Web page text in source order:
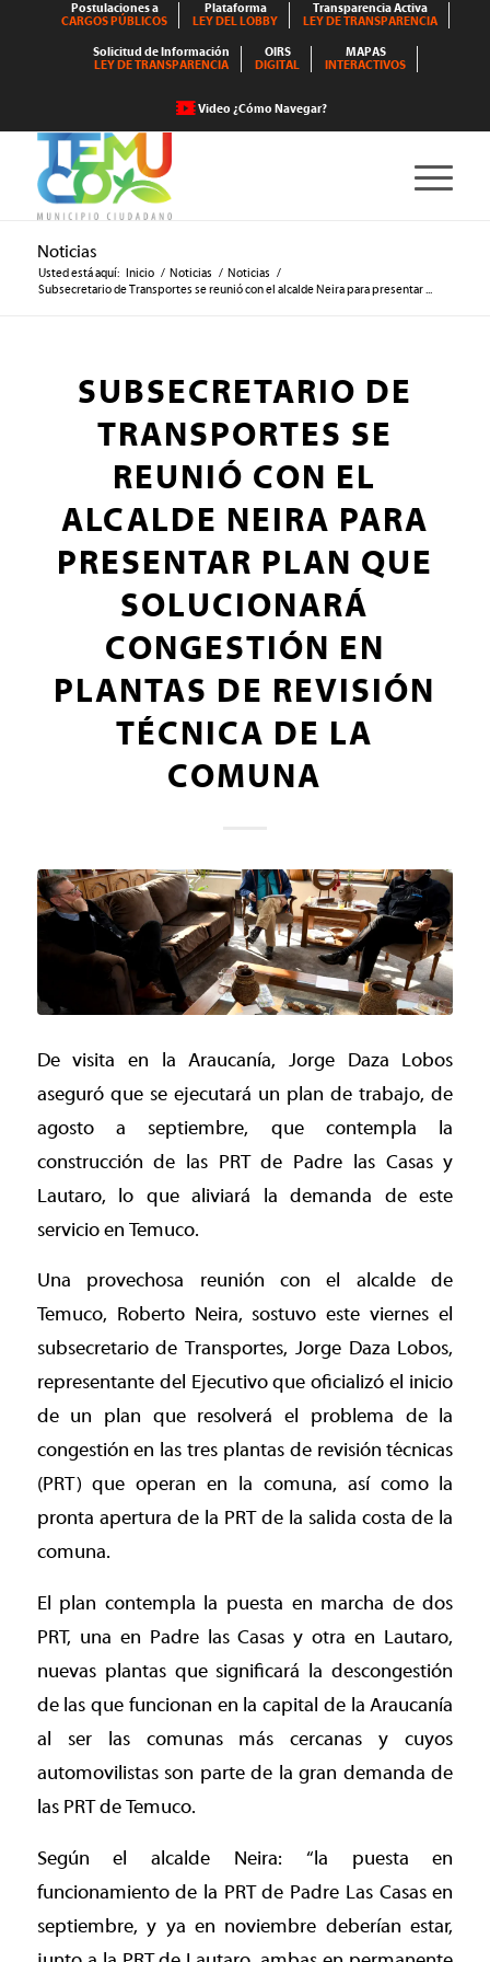
Postulaciones a
CARGOS PÚBLICOS
Plataforma
LEY DEL LOBBY
Transparencia Activa
LEY DE TRANSPARENCIA
Solicitud de Información
LEY DE TRANSPARENCIA
OIRS
DIGITAL
MAPAS
INTERACTIVOS
Video ¿Cómo Navegar?
Noticias
Usted está aquí: Inicio / Noticias / Noticias /
Subsecretario de Transportes se reunió con el alcalde Neira para presentar ...
SUBSECRETARIO DE
TRANSPORTES SE
REUNIÓ CON EL
ALCALDE NEIRA PARA
PRESENTAR PLAN QUE
SOLUCIONARÁ
CONGESTIÓN EN
PLANTAS DE REVISIÓN
TÉCNICA DE LA
COMUNA
De visita en la Araucanía, Jorge Daza Lobos
aseguró que se ejecutará un plan de trabajo, de
agosto a septiembre, que contempla la
construcción de las PRT de Padre las Casas y
Lautaro, lo que aliviará la demanda de este
servicio en Temuco.
Una provechosa reunión con el alcalde de
Temuco, Roberto Neira, sostuvo este viernes el
subsecretario de Transportes, Jorge Daza Lobos,
representante del Ejecutivo que oficializó el inicio
de un plan que resolverá el problema de la
congestión en las tres plantas de revisión técnicas
(PRT) que operan en la comuna, así como la
pronta apertura de la PRT de la salida costa de la
comuna.
El plan contempla la puesta en marcha de dos
PRT, una en Padre las Casas y otra en Lautaro,
nuevas plantas que significará la descongestión
de las que funcionan en la capital de la Araucanía
al ser las comunas más cercanas y cuyos
automovilistas son parte de la gran demanda de
las PRT de Temuco.
Según el alcalde Neira: “la puesta en
funcionamiento de la PRT de Padre Las Casas en
septiembre, y ya en noviembre deberían estar,